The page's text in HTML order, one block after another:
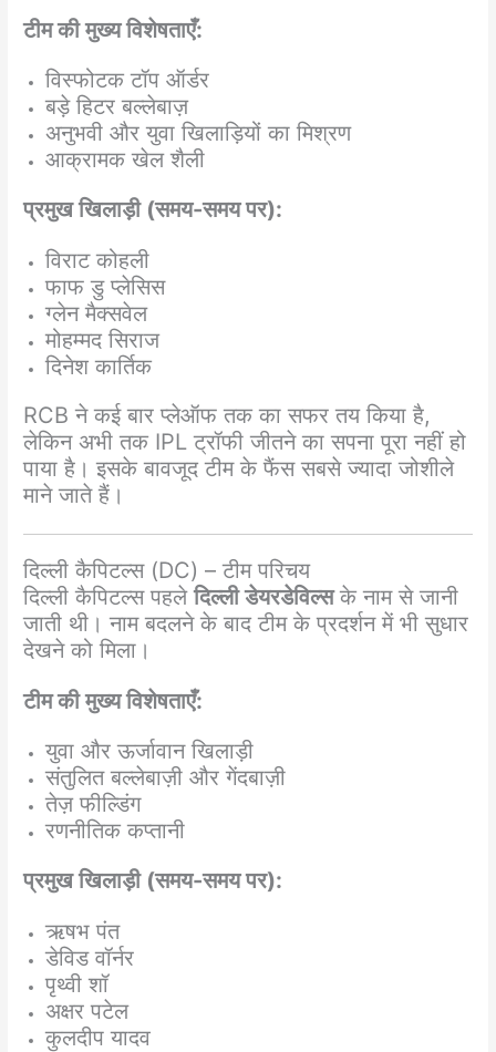
टीम की मुख्य विशेषताएँ:
विस्फोटक टॉप ऑर्डर
बड़े हिटर बल्लेबाज़
अनुभवी और युवा खिलाड़ियों का मिश्रण
आक्रामक खेल शैली
प्रमुख खिलाड़ी (समय-समय पर):
विराट कोहली
फाफ डु प्लेसिस
ग्लेन मैक्सवेल
मोहम्मद सिराज
दिनेश कार्तिक
RCB ने कई बार प्लेऑफ तक का सफर तय किया है,
लेकिन अभी तक IPL ट्रॉफी जीतने का सपना पूरा नहीं हो
पाया है। इसके बावजूद टीम के फैंस सबसे ज्यादा जोशीले
माने जाते हैं।
दिल्ली कैपिटल्स (DC) – टीम परिचय
दिल्ली कैपिटल्स पहलेदिल्ली डेयरडेविल्सके नाम से जानी
जाती थी। नाम बदलने के बाद टीम के प्रदर्शन में भी सुधार
देखने को मिला।
टीम की मुख्य विशेषताएँ:
युवा और ऊर्जावान खिलाड़ी
संतुलित बल्लेबाज़ी और गेंदबाज़ी
तेज़ फील्डिंग
रणनीतिक कप्तानी
प्रमुख खिलाड़ी (समय-समय पर):
ऋषभ पंत
डेविड वॉर्नर
पृथ्वी शॉ
अक्षर पटेल
कुलदीप यादव